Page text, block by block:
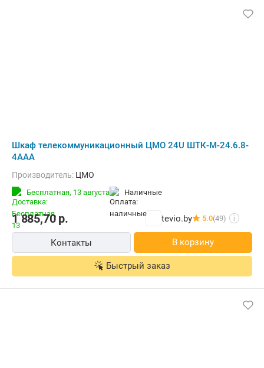
Шкаф телекоммуникационный ЦМО 24U ШТК-М-24.6.8-
4ААА
Производитель: ЦМО
Бесплатная, 13 августа наличные
1 885,70р. tevio.by 5.0(49) i
Контакты В корзину
Быстрый заказ